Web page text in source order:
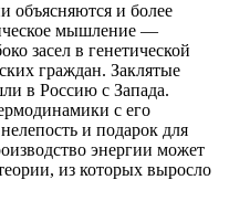
объясняются и более
мышление —
засел в генетической
граждан. Заклятые
в Россию с Запада.
с его
и подарок для
энергии может
из которых выросло